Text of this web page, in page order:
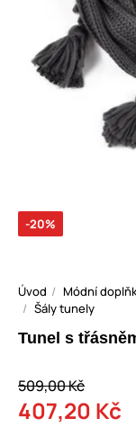
-20%
Úvod Módní
Šály tunely
Tunel s
509,00 Kč
407,20 Kč